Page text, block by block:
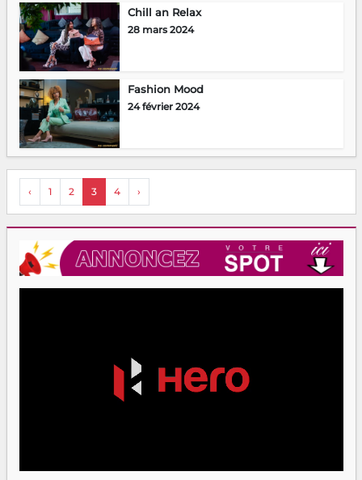
Chill an Relax
28 mars 2024
Fashion Mood
24 février 2024
‹ 1 2 3 4 ›